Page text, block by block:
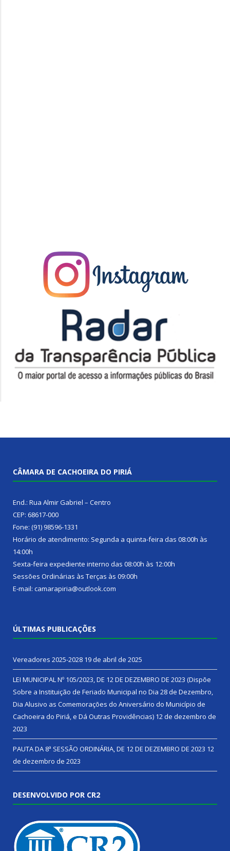
CÂMARA DE CACHOEIRA DO PIRIÁ
End.: Rua Almir Gabriel – Centro
CEP: 68617-000
Fone: (91) 98596-1331
Horário de atendimento: Segunda a quinta-feira das 08:00h às
14:00h
Sexta-feira expediente interno das 08:00h às 12:00h
Sessões Ordinárias às Terças às 09:00h
E-mail: camarapiria@outlook.com
ÚLTIMAS PUBLICAÇÕES
Vereadores 2025-2028 19 de abril de 2025
LEI MUNICIPAL Nº 105/2023, DE 12 DE DEZEMBRO DE 2023 (Dispõe
Sobre a Instituição de Feriado Municipal no Dia 28 de Dezembro,
Dia Alusivo as Comemorações do Aniversário do Município de
Cachoeira do Piriá, e Dá Outras Providências) 12 de dezembro de
2023
PAUTA DA 8ª SESSÃO ORDINÁRIA, DE 12 DE DEZEMBRO DE 2023 12
de dezembro de 2023
DESENVOLVIDO POR CR2